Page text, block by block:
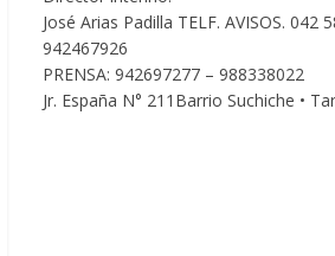
José Arias Padilla TELF. AVISOS. 042
942467926
PRENSA: 942697277 – 988338022
Jr. España N° 211Barrio Suchiche •